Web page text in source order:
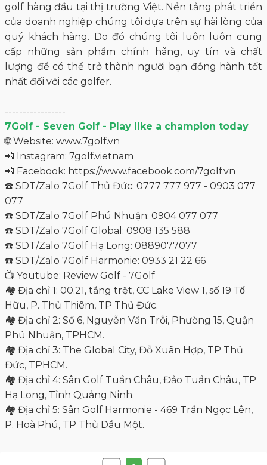
golf hàng đầu tại thị trường Việt. Nền tảng phát triển
của doanh nghiệp chúng tôi dựa trên sự hài lòng của
quý khách hàng. Do đó chúng tôi luôn luôn cung
cấp những sản phẩm chính hãng, uy tín và chất
lượng để có thể trở thành người bạn đồng hành tốt
nhất đối với các golfer.
-----------------
7Golf - Seven Golf - Play like a champion today
🌐 Website: www.7golf.vn
📲 Instagram: 7golf.vietnam
📲 Facebook: https://www.facebook.com/7golf.vn
☎️ SDT/Zalo 7Golf Thủ Đức: 0777 777 977 - 0903 077
077
☎️ SDT/Zalo 7Golf Phú Nhuận: 0904 077 077
☎️ SDT/Zalo 7Golf Global: 0908 135 588
☎️ SDT/Zalo 7Golf Hạ Long: 0889077077
☎️ SDT/Zalo 7Golf Harmonie: 0933 21 22 66
📺 Youtube: Review Golf - 7Golf
🏘 Địa chỉ 1: 00.21, tầng trệt, CC Lake View 1, số 19 Tố
Hữu, P. Thủ Thiêm, TP Thủ Đức.
🏘 Địa chỉ 2: Số 6, Nguyễn Văn Trỗi, Phường 15, Quận
Phú Nhuận, TPHCM.
🏘 Địa chỉ 3: The Global City, Đỗ Xuân Hợp, TP Thủ
Đức, TPHCM.
🏘 Địa chỉ 4: Sân Golf Tuần Châu, Đảo Tuần Châu, TP
Hạ Long, Tỉnh Quảng Ninh.
🏘 Địa chỉ 5: Sân Golf Harmonie - 469 Trần Ngọc Lên,
P. Hoà Phú, TP Thủ Dầu Một.